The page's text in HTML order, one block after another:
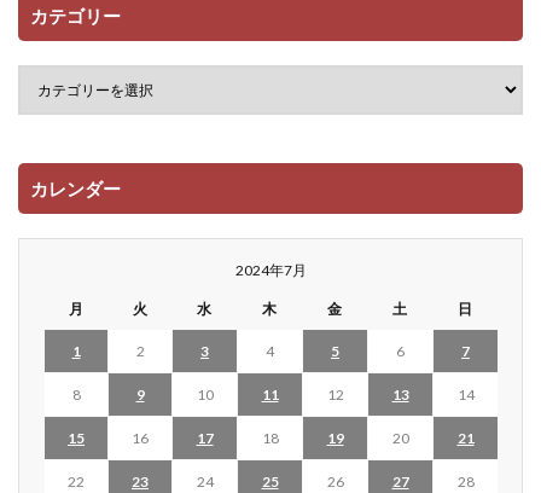
カテゴリー
カレンダー
2024年7月
月 火 水 木 金 土 日
1 2 3 4 5 6 7
8 9 10 11 12 13 14
15 16 17 18 19 20 21
22 23 24 25 26 27 28